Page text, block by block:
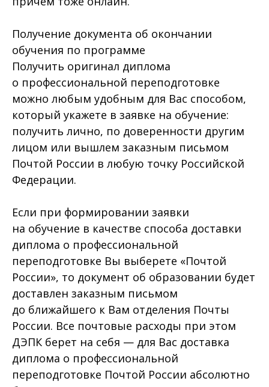
Получение документа об окончании
обучения по программе
Получить оригинал диплома
о профессиональной переподготовке
можно любым удобным для Вас способом,
который укажете в заявке на обучение:
получить лично, по доверенности другим
лицом или вышлем заказным письмом
Почтой России в любую точку Российской
Федерации.
Если при формировании заявки
на обучение в качестве способа доставки
диплома о профессиональной
переподготовке Вы выберете «Почтой
России», то документ об образовании будет
доставлен заказным письмом
до ближайшего к Вам отделения Почты
России. Все почтовые расходы при этом
ДЭПК берет на себя — для Вас доставка
диплома о профессиональной
переподготовке Почтой России абсолютно